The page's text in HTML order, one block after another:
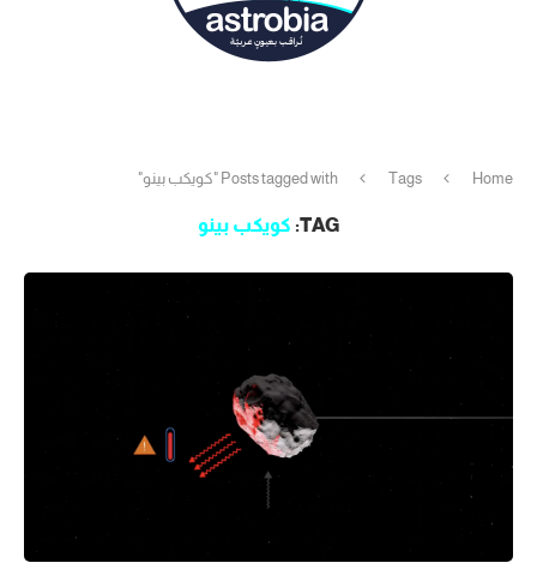
Home
Tags Posts tagged with "كويكب بينو"
TAG: كويكب بينو